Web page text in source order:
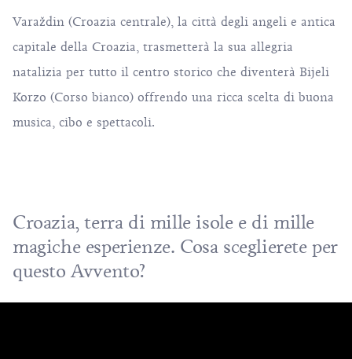
Varaždin (Croazia centrale), la città degli angeli e antica
capitale della Croazia, trasmetterà la sua allegria
natalizia per tutto il centro storico che diventerà Bijeli
Korzo (Corso bianco) offrendo una ricca scelta di buona
musica, cibo e spettacoli.
Croazia, terra di mille isole e di mille
magiche esperienze. Cosa sceglierete per
questo Avvento?